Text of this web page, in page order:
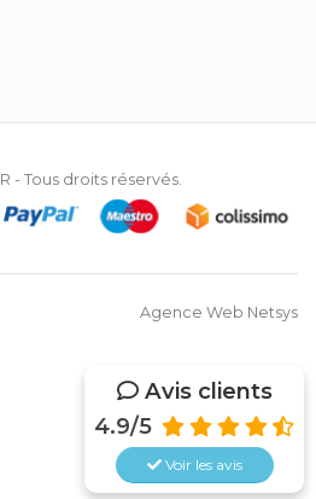
Avis clients
4.9/5
Voir les avis
- Tous droits réservés.
Agence Web Netsys